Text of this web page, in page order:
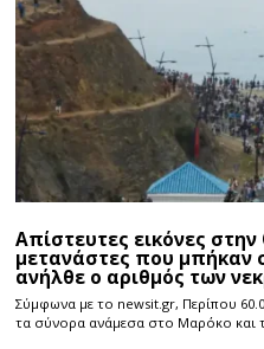
Απίστευτες εικόνες στην
μετανάστες που μπήκαν
ανήλθε ο αριθμός των
Σύμφωνα με το newsit.gr, Περίπου
τα σύνορα ανάμεσα στο Μαρόκο και